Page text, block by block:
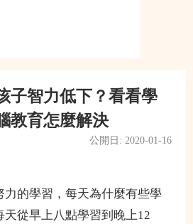
子智力低下？看看學
教育怎麼解決
公開日: 2020-01-16
的學習，每天為什麼有些學
從早上八點學習到晚上12